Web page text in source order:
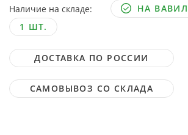
Наличие на складе:
НА
1 ШТ.
ДОСТАВКА ПО РОССИИ
САМОВЫВОЗ СО СКЛАДА